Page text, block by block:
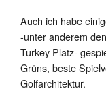
Auch ich habe
-unter anderem
Turkey Platz-
Grüns, beste
Golfarchitektur.